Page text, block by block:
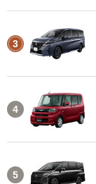
3
4
5